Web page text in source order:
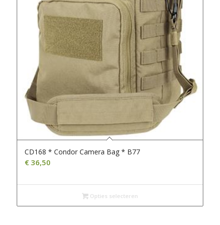
CD168 * Condor Camera Bag * B77
€36,50
Opties selecteren